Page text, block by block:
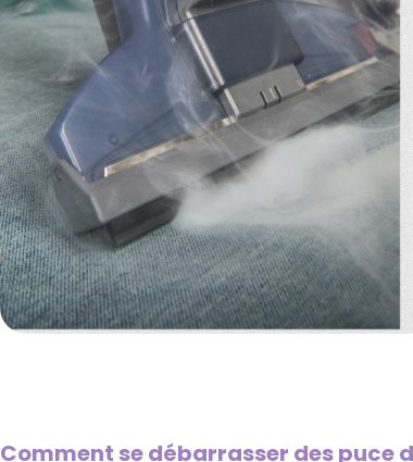
Comment se débarrasser des puce